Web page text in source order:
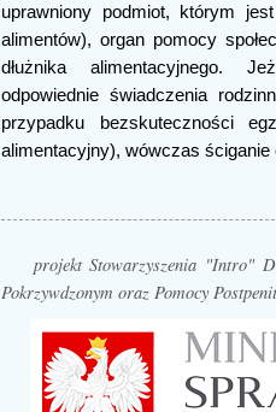
uprawniony podmiot, którym
alimentów), organ pomocy
dłużnika alimentacyjnego.
odpowiednie świadczenia
przypadku bezskuteczności
alimentacyjny), wówczas
projekt Stowarzyszenia "Intro"
Pokrzywdzonym oraz Pomocy